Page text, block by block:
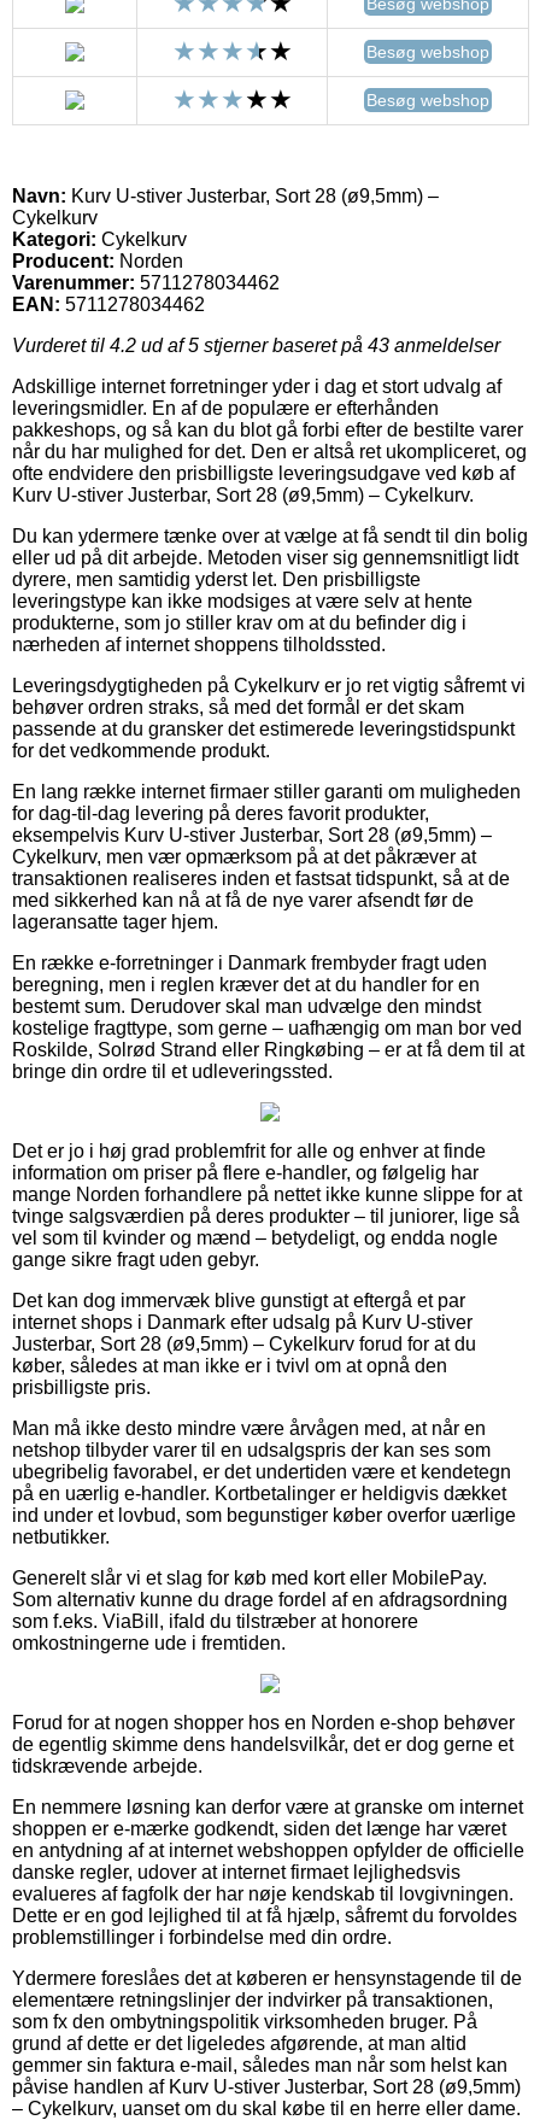
Besøg webshop
Besøg webshop
Navn: Kurv U-stiver Justerbar, Sort 28 (ø9,5mm) –
Cykelkurv
Kategori: Cykelkurv
Producent: Norden
Varenummer: 5711278034462
EAN: 5711278034462
Vurderet til 4.2 ud af 5 stjerner baseret på 43 anmeldelser
Adskillige internet forretninger yder i dag et stort udvalg af
leveringsmidler. En af de populære er efterhånden
pakkeshops, og så kan du blot gå forbi efter de bestilte varer
når du har mulighed for det. Den er altså ret ukompliceret, og
ofte endvidere den prisbilligste leveringsudgave ved køb af
Kurv U-stiver Justerbar, Sort 28 (ø9,5mm) – Cykelkurv.
Du kan ydermere tænke over at vælge at få sendt til din bolig
eller ud på dit arbejde. Metoden viser sig gennemsnitligt lidt
dyrere, men samtidig yderst let. Den prisbilligste
leveringstype kan ikke modsiges at være selv at hente
produkterne, som jo stiller krav om at du befinder dig i
nærheden af internet shoppens tilholdssted.
Leveringsdygtigheden på Cykelkurv er jo ret vigtig såfremt vi
behøver ordren straks, så med det formål er det skam
passende at du gransker det estimerede leveringstidspunkt
for det vedkommende produkt.
En lang række internet firmaer stiller garanti om muligheden
for dag-til-dag levering på deres favorit produkter,
eksempelvis Kurv U-stiver Justerbar, Sort 28 (ø9,5mm) –
Cykelkurv, men vær opmærksom på at det påkræver at
transaktionen realiseres inden et fastsat tidspunkt, så at de
med sikkerhed kan nå at få de nye varer afsendt før de
lageransatte tager hjem.
En række e-forretninger i Danmark frembyder fragt uden
beregning, men i reglen kræver det at du handler for en
bestemt sum. Derudover skal man udvælge den mindst
kostelige fragttype, som gerne – uafhængig om man bor ved
Roskilde, Solrød Strand eller Ringkøbing – er at få dem til at
bringe din ordre til et udleveringssted.
Det er jo i høj grad problemfrit for alle og enhver at finde
information om priser på flere e-handler, og følgelig har
mange Norden forhandlere på nettet ikke kunne slippe for at
tvinge salgsværdien på deres produkter – til juniorer, lige så
vel som til kvinder og mænd – betydeligt, og endda nogle
gange sikre fragt uden gebyr.
Det kan dog immervæk blive gunstigt at eftergå et par
internet shops i Danmark efter udsalg på Kurv U-stiver
Justerbar, Sort 28 (ø9,5mm) – Cykelkurv forud for at du
køber, således at man ikke er i tvivl om at opnå den
prisbilligste pris.
Man må ikke desto mindre være årvågen med, at når en
netshop tilbyder varer til en udsalgspris der kan ses som
ubegribelig favorabel, er det undertiden være et kendetegn
på en uærlig e-handler. Kortbetalinger er heldigvis dækket
ind under et lovbud, som begunstiger køber overfor uærlige
netbutikker.
Generelt slår vi et slag for køb med kort eller MobilePay.
Som alternativ kunne du drage fordel af en afdragsordning
som f.eks. ViaBill, ifald du tilstræber at honorere
omkostningerne ude i fremtiden.
Forud for at nogen shopper hos en Norden e-shop behøver
de egentlig skimme dens handelsvilkår, det er dog gerne et
tidskrævende arbejde.
En nemmere løsning kan derfor være at granske om internet
shoppen er e-mærke godkendt, siden det længe har været
en antydning af at internet webshoppen opfylder de officielle
danske regler, udover at internet firmaet lejlighedsvis
evalueres af fagfolk der har nøje kendskab til lovgivningen.
Dette er en god lejlighed til at få hjælp, såfremt du forvoldes
problemstillinger i forbindelse med din ordre.
Ydermere foreslåes det at køberen er hensynstagende til de
elementære retningslinjer der indvirker på transaktionen,
som fx den ombytningspolitik virksomheden bruger. På
grund af dette er det ligeledes afgørende, at man altid
gemmer sin faktura e-mail, således man når som helst kan
påvise handlen af Kurv U-stiver Justerbar, Sort 28 (ø9,5mm)
– Cykelkurv, uanset om du skal købe til en herre eller dame.